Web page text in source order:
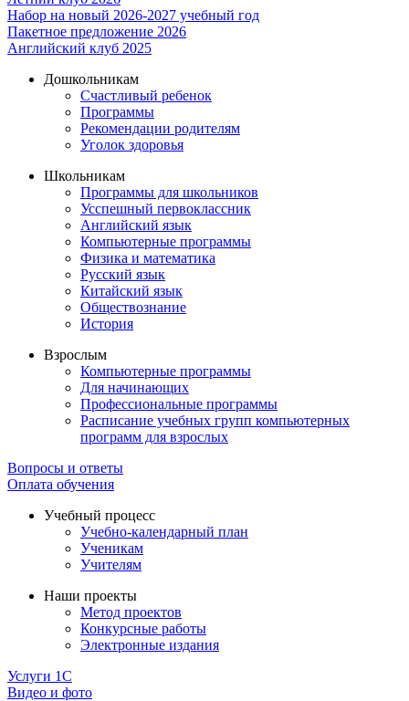
Набор на новый 2026-2027 учебный год
Пакетное предложение 2026
Английский клуб 2025
Дошкольникам
Счастливый ребенок
Программы
Рекомендации родителям
Уголок здоровья
Школьникам
Программы для школьников
Усспешный первоклассник
Английский язык
Компьютерные программы
Физика и математика
Русский язык
Китайский язык
Обществознание
История
Взрослым
Компьютерные программы
Для начинающих
Профессиональные программы
Расписание учебных групп компьютерных
программ для взрослых
Вопросы и ответы
Оплата обучения
Учебный процесс
Учебно-календарный план
Ученикам
Учителям
Наши проекты
Метод проектов
Конкурсные работы
Электронные издания
Услуги 1C
Видео и фото